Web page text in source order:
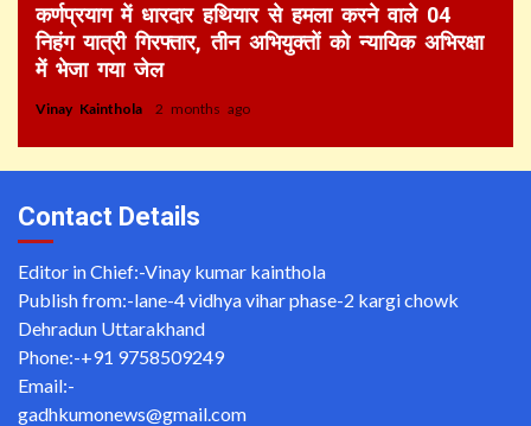
कर्णप्रयाग में धारदार हथियार से हमला करने वाले 04
निहंग यात्री गिरफ्तार, तीन अभियुक्तों को न्यायिक अभिरक्षा
में भेजा गया जेल
Vinay Kainthola 2 months ago
Contact Details
Editor in Chief:-Vinay kumar kainthola
Publish from:-lane-4 vidhya vihar phase-2 kargi chowk
Dehradun Uttarakhand
Phone:-+91 9758509249
Email:-
gadhkumonews@gmail.com